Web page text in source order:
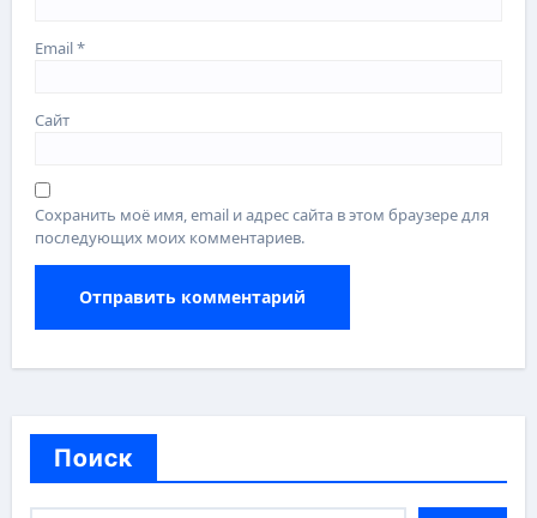
Email*
Сайт
Сохранить моё имя, email и адрес сайта в этом браузере для
последующих моих комментариев.
Поиск